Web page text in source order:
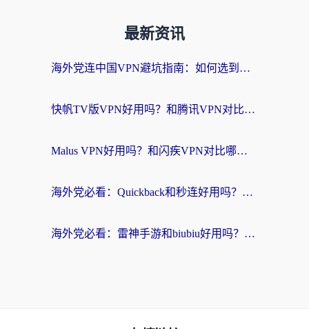
最新资讯
海外党连中国VPN避坑指南：如何选到真正能无缝刷国内资源的加速器？
快帆TV版VPN好用吗？和腾讯VPN对比哪个回国效果更好？海外党必看的真实体验指南
Malus VPN好用吗？和闪疾VPN对比哪个回国效果更好？海外华人的实用避坑指南
海外党必看：Quickback和秒连好用吗？3步选对回国加速器，无缝刷国内资源
海外党必看：雷神手游和biubiu好用吗？3招选对回国加速器无缝刷国内资源